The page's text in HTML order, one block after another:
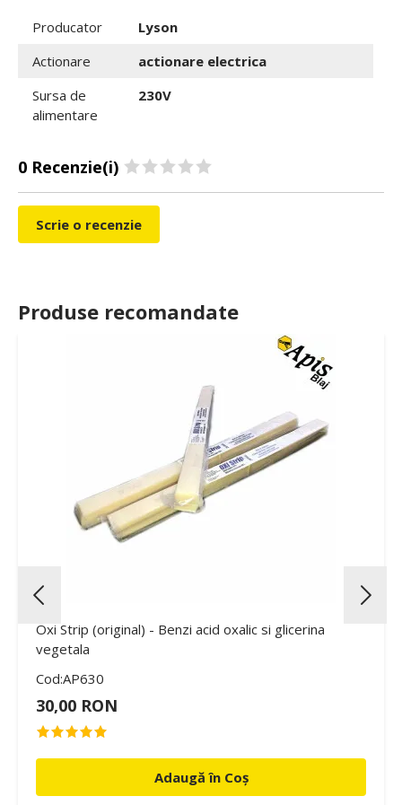
Producator
Lyson
Actionare
actionare electrica
Sursa de
alimentare
230V
0 Recenzie(i)
Scrie o recenzie
Produse recomandate
Oxi Strip (original) - Benzi acid oxalic si glicerina
vegetala
Cod:AP630
30,00 RON
Adaugă în Coș